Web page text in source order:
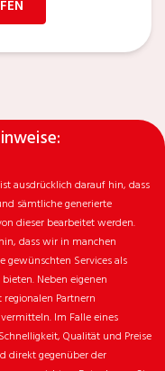
ausdrücklich darauf hin, dass
sämtliche generierte
dieser bearbeitet werden.
dass wir in manchen
gewünschten Services als
Neben eigenen
Partnern
Im Falle eines
Qualität und Preise
direkt gegenüber der